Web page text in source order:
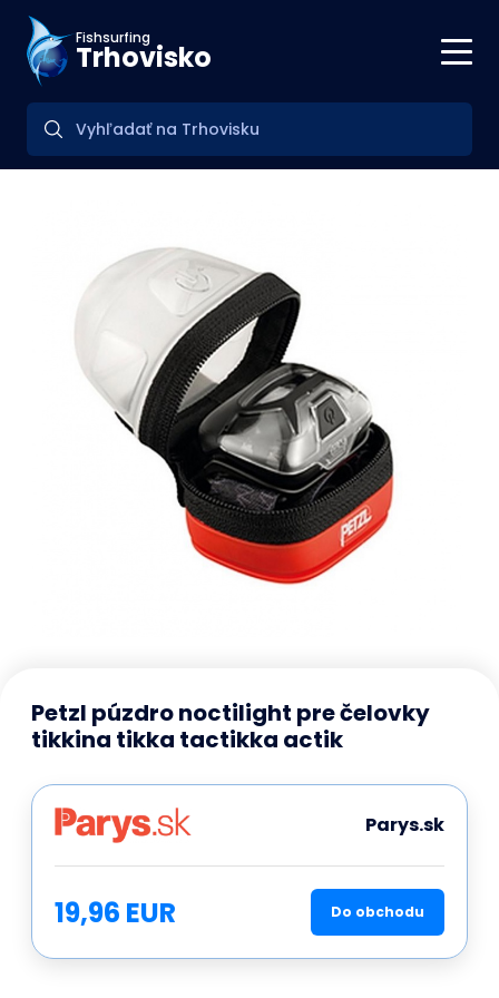
Fishsurfing
Trhovisko
Petzl púzdro noctilight pre čelovky
tikkina tikka tactikka actik
Parys.sk
19,96 EUR Do obchodu